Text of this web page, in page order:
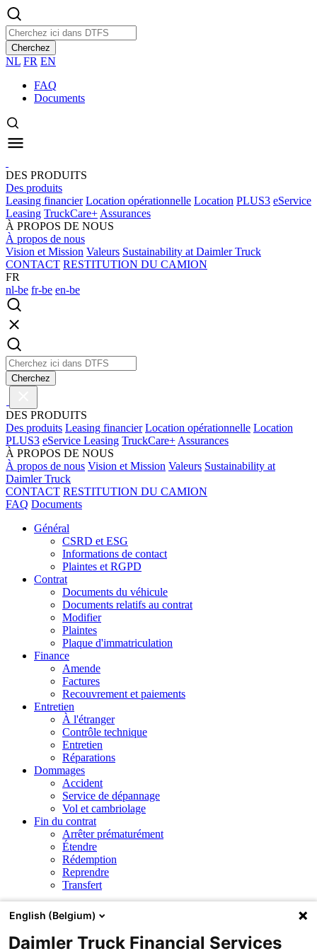
Cherchez
NL FR EN
FAQ
Documents
DES PRODUITS
Des produits
Leasing financier Location opérationnelle Location PLUS3 eService
Leasing TruckCare+ Assurances
À PROPOS DE NOUS
À propos de nous
Vision et Mission Valeurs Sustainability at Daimler Truck
CONTACT RESTITUTION DU CAMION
FR
nl-be fr-be en-be
Cherchez
DES PRODUITS
Des produits Leasing financier Location opérationnelle Location
PLUS3 eService Leasing TruckCare+ Assurances
À PROPOS DE NOUS
À propos de nous Vision et Mission Valeurs Sustainability at
Daimler Truck
CONTACT RESTITUTION DU CAMION
FAQ Documents
Général
CSRD et ESG
Informations de contact
Plaintes et RGPD
Contrat
Documents du véhicule
Documents relatifs au contrat
Modifier
Plaintes
Plaque d'immatriculation
Finance
Amende
Factures
Recouvrement et paiements
Entretien
À l'étranger
Contrôle technique
Entretien
Réparations
Dommages
Accident
Service de dépannage
Vol et cambriolage
Fin du contrat
Arrêter prématurément
Étendre
Rédemption
Reprendre
Transfert
Vol et cambriolage
Mon véhicule a été volée. Que dois-je faire ?
English (Belgium)
Daimler Truck Financial Services